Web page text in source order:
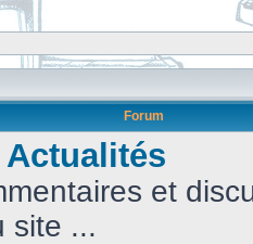
Forum
Actualités
et
site ...